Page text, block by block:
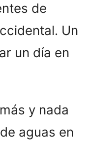
de
Un
un día en
y nada
aguas en